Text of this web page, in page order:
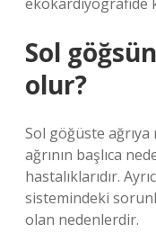
Sol
olur?
Sol göğüste
ağrının başlıca
hastalıklarıdır.
sistemindeki
olan nedenlerdir.